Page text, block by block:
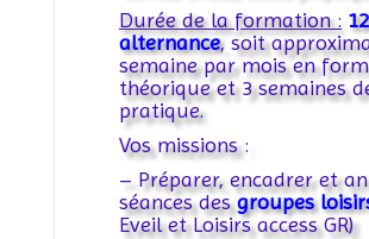
Durée de la formation :
alternance, soit
semaine par mois en
théorique et 3 semaines
pratique.
Vos missions :
– Préparer, encadrer et
séances desgroupes
Eveil et Loisirs access GR)